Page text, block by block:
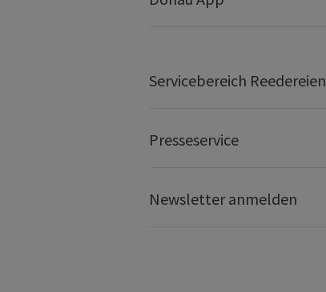
Servicebereich Reedereien
Presseservice
Newsletter anmelden